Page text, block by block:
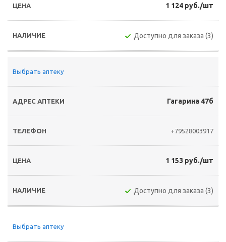
1 124 руб./шт
Доступно для заказа (3)
Выбрать аптеку
Гагарина 47б
+79528003917
1 153 руб./шт
Доступно для заказа (3)
Выбрать аптеку